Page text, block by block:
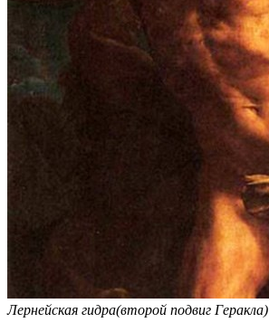
Лернейская гидра(второй подвиг Геракла)